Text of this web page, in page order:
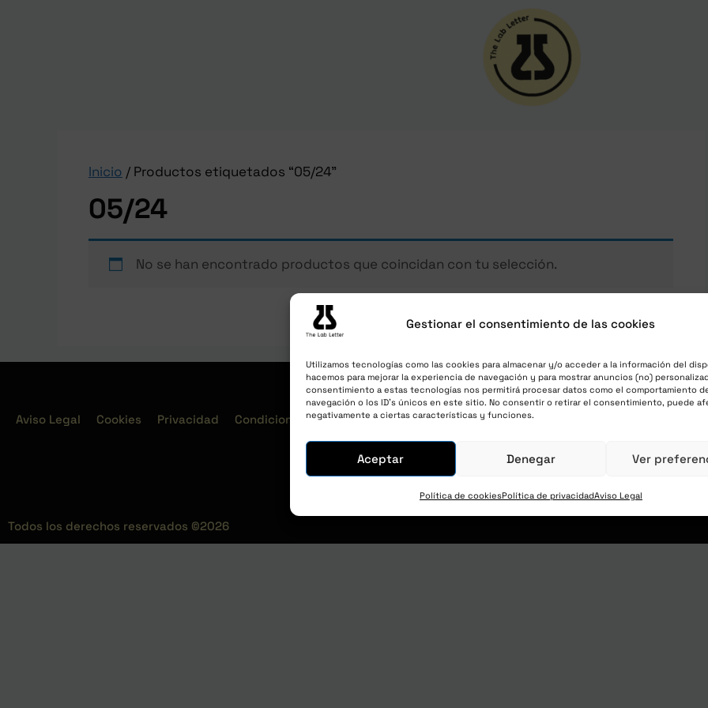
Gestionar el consentimiento de las cookies
Utilizamos tecnologías como las cookies para almacenar y/o acceder a la información del
hacemos para mejorar la experiencia de navegación y para mostrar anuncios (no)
consentimiento a estas tecnologías nos permitirá procesar datos como el comportamiento
navegación o los ID's únicos en este sitio. No consentir o retirar el consentimiento, puede
negativamente a ciertas características y funciones.
Aceptar Denegar Ver
Política de cookiesPolítica de privacidadAviso Legal
Inicio / Productos etiquetados “05/24”
05/24
No se han encontrado productos que coincidan con tu selección.
Aviso Legal Cookies Privacidad Condiciones
The Lab
Todos los derechos reservados ©2026